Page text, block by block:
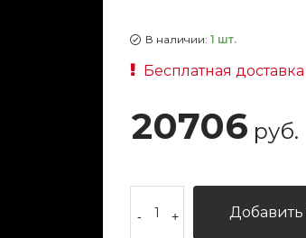
В наличии: 1 шт.
Бесплатная
20706 руб.
- +